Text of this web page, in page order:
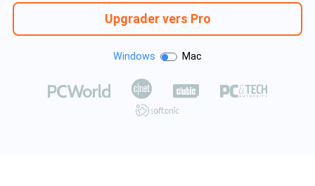
Upgrader vers Pro
Windows Mac
  

